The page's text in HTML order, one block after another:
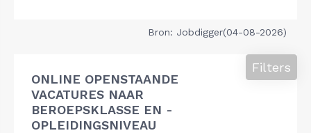
Bron: Jobdigger(04-08-2026)
ONLINE OPENSTAANDE
VACATURES NAAR
BEROEPSKLASSE EN -
OPLEIDINGSNIVEAU
Filters